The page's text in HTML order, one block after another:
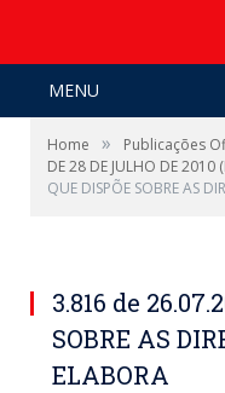
MENU
Home » Publicações
DE 28 DE JULHO DE 2010
QUE DISPÕE SOBRE AS
3.816 de
SOBRE AS
ELABORA